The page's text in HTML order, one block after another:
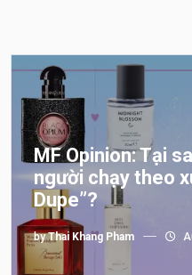
MF Opinion: Tại
người chạy theo
Dupe”?
byThai Khang Pham